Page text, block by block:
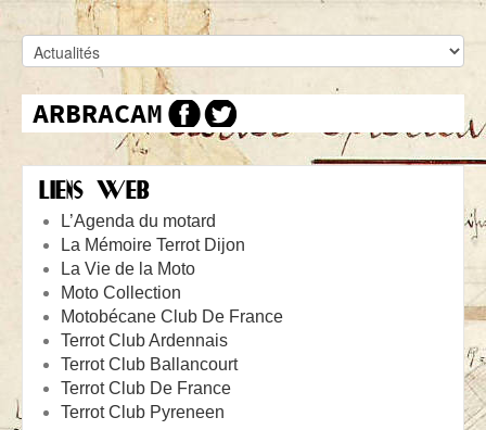
LIENS WEB
L’Agenda du motard
La Mémoire Terrot Dijon
La Vie de la Moto
Moto Collection
Motobécane Club De France
Terrot Club Ardennais
Terrot Club Ballancourt
Terrot Club De France
Terrot Club Pyreneen